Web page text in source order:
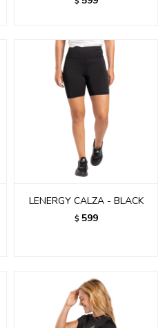
LENERGY CALZA - BLACK
$ 599